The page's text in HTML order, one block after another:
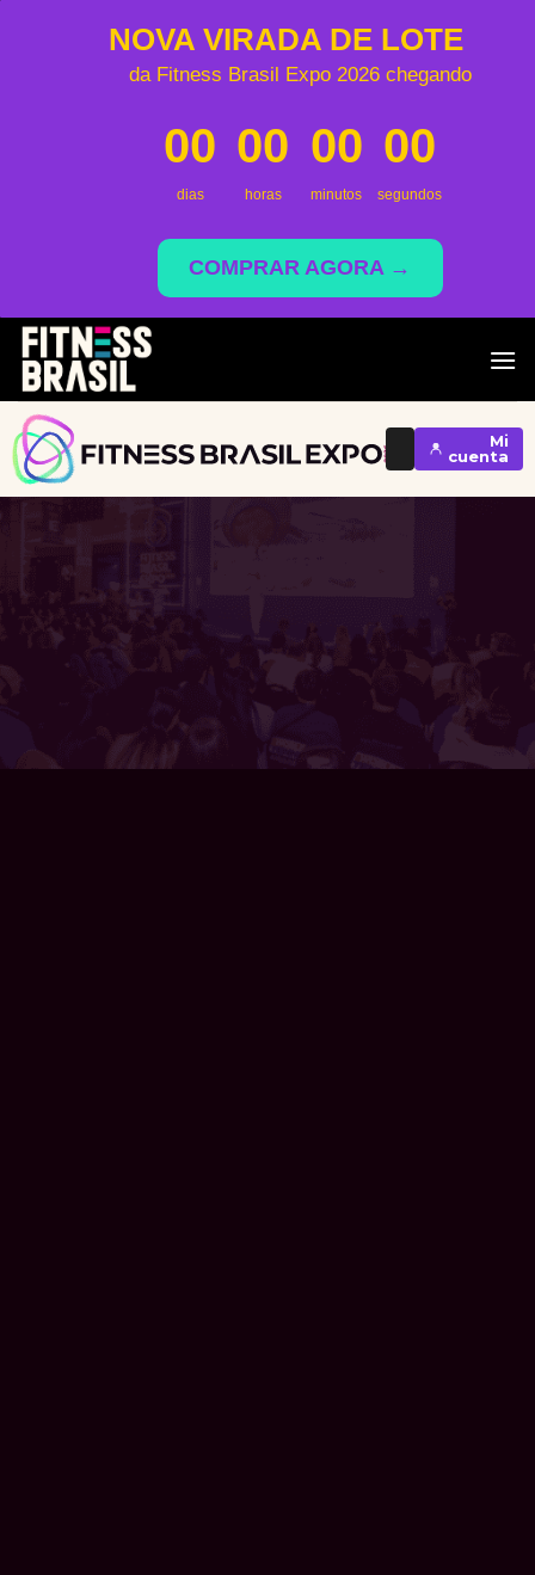
NOVA VIRADA DE LOTE
da Fitness Brasil Expo 2026 chegando
00
dias
00
horas
00
minutos
00
segundos
COMPRAR AGORA →
Saltar
contenido
Mi
cuenta